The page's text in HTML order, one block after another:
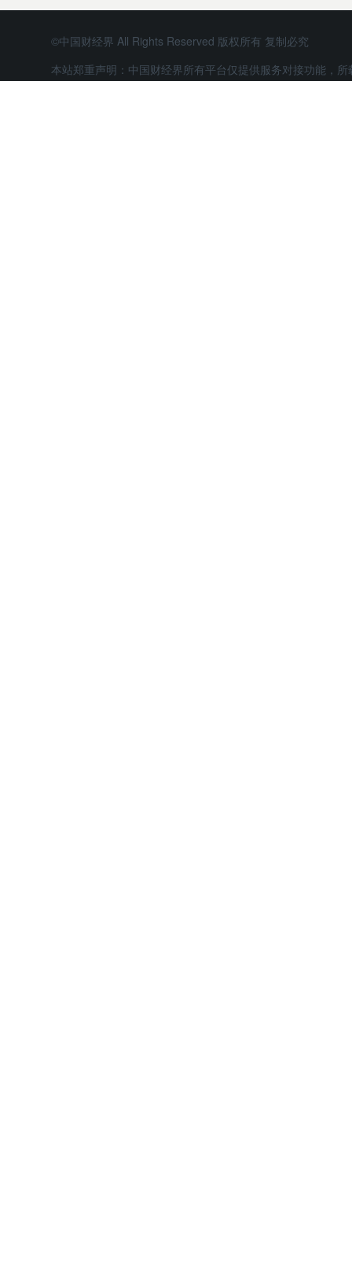
©中国财经界 All Rights Reserved 版权所有 复制必究
本站郑重声明：中国财经界所有平台仅提供服务对接功能，